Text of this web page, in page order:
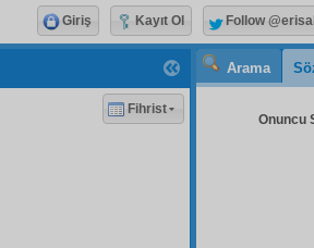
Arama
Onuncu
Fihrist
Giriş Kayıt Ol Follow